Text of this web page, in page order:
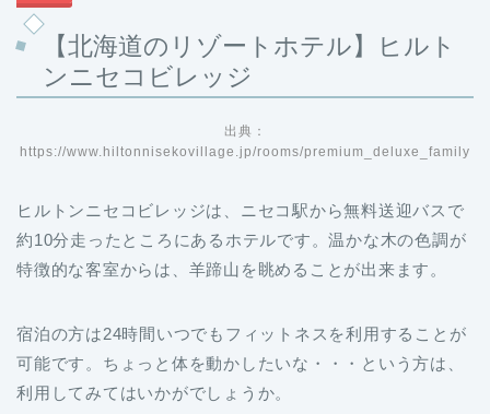
【北海道のリゾートホテル】ヒルト
ンニセコビレッジ
出典：
https://www.hiltonnisekovillage.jp/rooms/premium_deluxe_family
ヒルトンニセコビレッジは、ニセコ駅から無料送迎バスで
約10分走ったところにあるホテルです。温かな木の色調が
特徴的な客室からは、羊蹄山を眺めることが出来ます。
宿泊の方は24時間いつでもフィットネスを利用することが
可能です。ちょっと体を動かしたいな・・・という方は、
利用してみてはいかがでしょうか。